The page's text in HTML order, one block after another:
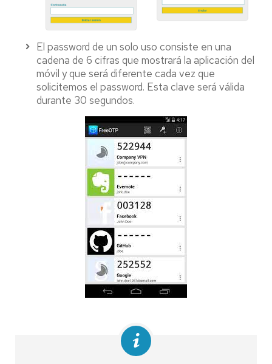
El password de un solo uso consiste en una
cadena de 6 cifras que mostrará la aplicación del
móvil y que será diferente cada vez que
solicitemos el password. Esta clave será válida
durante 30 segundos.